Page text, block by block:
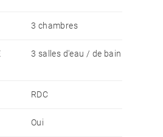
3 chambres
3 salles d'eau / de bain
RDC
Oui